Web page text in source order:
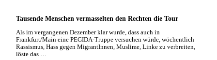
Tausende Menschen vermasselten den Rechten die Tour
Als im vergangenen Dezember klar wurde, dass auch in
Frankfurt/Main eine PEGIDA-Truppe versuchen würde, wöchentlich
Rassismus, Hass gegen MigrantInnen, Muslime, Linke zu verbreiten,
löste das …